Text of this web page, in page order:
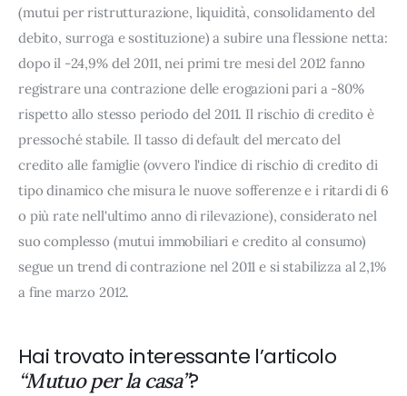
(mutui per ristrutturazione, liquidità, consolidamento del
debito, surroga e sostituzione) a subire una flessione netta:
dopo il -24,9% del 2011, nei primi tre mesi del 2012 fanno
registrare una contrazione delle erogazioni pari a -80%
rispetto allo stesso periodo del 2011. Il rischio di credito è
pressoché stabile. Il tasso di default del mercato del
credito alle famiglie (ovvero l'indice di rischio di credito di
tipo dinamico che misura le nuove sofferenze e i ritardi di 6
o più rate nell'ultimo anno di rilevazione), considerato nel
suo complesso (mutui immobiliari e credito al consumo)
segue un trend di contrazione nel 2011 e si stabilizza al 2,1%
a fine marzo 2012.
Hai trovato interessante l’articolo
“Mutuo per la casa”?